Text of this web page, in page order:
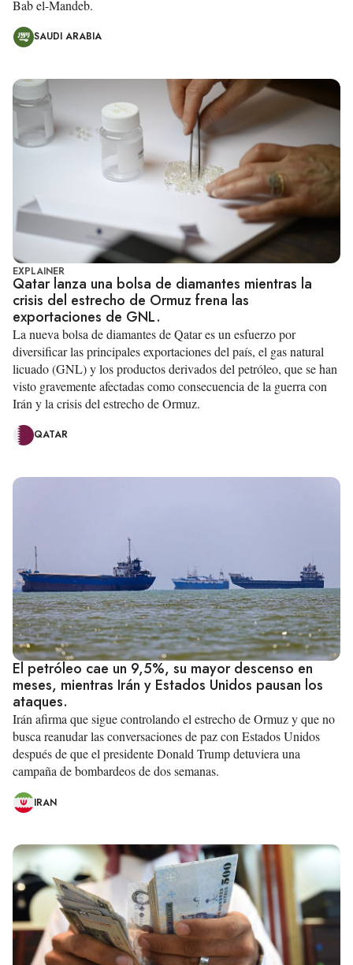
Bab el-Mandeb.
SAUDI ARABIA
EXPLAINER
Qatar lanza una bolsa de diamantes mientras la
crisis del estrecho de Ormuz frena las
exportaciones de GNL.
La nueva bolsa de diamantes de Qatar es un esfuerzo por
diversificar las principales exportaciones del país, el gas natural
licuado (GNL) y los productos derivados del petróleo, que se han
visto gravemente afectadas como consecuencia de la guerra con
Irán y la crisis del estrecho de Ormuz.
QATAR
El petróleo cae un 9,5%, su mayor descenso en
meses, mientras Irán y Estados Unidos pausan los
ataques.
Irán afirma que sigue controlando el estrecho de Ormuz y que no
busca reanudar las conversaciones de paz con Estados Unidos
después de que el presidente Donald Trump detuviera una
campaña de bombardeos de dos semanas.
IRAN